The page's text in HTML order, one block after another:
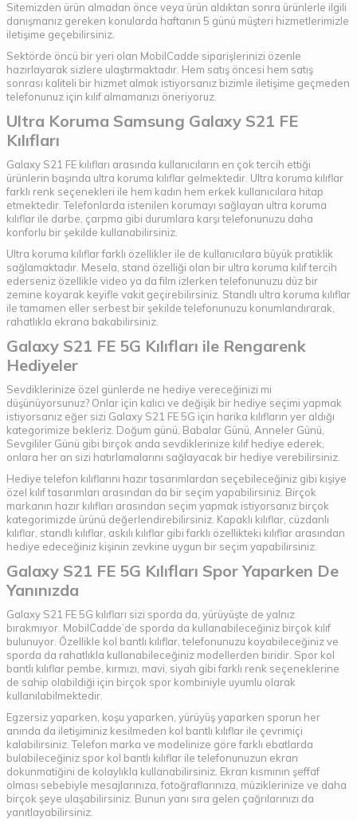
Sitemizden ürün almadan önce veya ürün aldıktan sonra ürünlerle ilgili
danışmanız gereken konularda haftanın 5 günü müşteri hizmetlerimizle
iletişime geçebilirsiniz.
Sektörde öncü bir yeri olan MobilCadde siparişlerinizi özenle
hazırlayarak sizlere ulaştırmaktadır. Hem satış öncesi hem satış
sonrası kaliteli bir hizmet almak istiyorsanız bizimle iletişime geçmeden
telefonunuz için kılıf almamanızı öneriyoruz.
Ultra Koruma Samsung Galaxy S21 FE
Kılıfları
Galaxy S21 FE kılıfları arasında kullanıcıların en çok tercih ettiği
ürünlerin başında ultra koruma kılıflar gelmektedir. Ultra koruma kılıflar
farklı renk seçenekleri ile hem kadın hem erkek kullanıcılara hitap
etmektedir. Telefonlarda istenilen korumayı sağlayan ultra koruma
kılıflar ile darbe, çarpma gibi durumlara karşı telefonunuzu daha
konforlu bir şekilde kullanabilirsiniz.
Ultra koruma kılıflar farklı özellikler ile de kullanıcılara büyük pratiklik
sağlamaktadır. Mesela, stand özelliği olan bir ultra koruma kılıf tercih
ederseniz özellikle video ya da film izlerken telefonunuzu düz bir
zemine koyarak keyifle vakit geçirebilirsiniz. Standlı ultra koruma kılıflar
ile tamamen eller serbest bir şekilde telefonunuzu konumlandırarak,
rahatlıkla ekrana bakabilirsiniz.
Galaxy S21 FE 5G Kılıfları ile Rengarenk
Hediyeler
Sevdiklerinize özel günlerde ne hediye vereceğinizi mi
düşünüyorsunuz? Onlar için kalıcı ve değişik bir hediye seçimi yapmak
istiyorsanız eğer sizi Galaxy S21 FE 5G için harika kılıfların yer aldığı
kategorimize bekleriz. Doğum günü, Babalar Günü, Anneler Günü,
Sevgililer Günü gibi birçok anda sevdiklerinize kılıf hediye ederek,
onlara her an sizi hatırlamalarını sağlayacak bir hediye verebilirsiniz.
Hediye telefon kılıflarını hazır tasarımlardan seçebileceğiniz gibi kişiye
özel kılıf tasarımları arasından da bir seçim yapabilirsiniz. Birçok
markanın hazır kılıfları arasından seçim yapmak istiyorsanız birçok
kategorimizde ürünü değerlendirebilirsiniz. Kapaklı kılıflar, cüzdanlı
kılıflar, standlı kılıflar, askılı kılıflar gibi farklı özellikteki kılıflar arasından
hediye edeceğiniz kişinin zevkine uygun bir seçim yapabilirsiniz.
Galaxy S21 FE 5G Kılıfları Spor Yaparken De
Yanınızda
Galaxy S21 FE 5G kılıfları sizi sporda da, yürüyüşte de yalnız
bırakmıyor. MobilCadde’de sporda da kullanabileceğiniz birçok kılıf
bulunuyor. Özellikle kol bantlı kılıflar, telefonunuzu koyabileceğiniz ve
sporda da rahatlıkla kullanabileceğiniz modellerden biridir. Spor kol
bantlı kılıflar pembe, kırmızı, mavi, siyah gibi farklı renk seçeneklerine
de sahip olabildiği için birçok spor kombiniyle uyumlu olarak
kullanılabilmektedir.
Egzersiz yaparken, koşu yaparken, yürüyüş yaparken sporun her
anında da iletişiminiz kesilmeden kol bantlı kılıflar ile çevrimiçi
kalabilirsiniz. Telefon marka ve modelinize göre farklı ebatlarda
bulabileceğiniz spor kol bantlı kılıflar ile telefonunuzun ekran
dokunmatiğini de kolaylıkla kullanabilirsiniz. Ekran kısmının şeffaf
olması sebebiyle mesajlarınıza, fotoğraflarınıza, müziklerinize ve daha
birçok şeye ulaşabilirsiniz. Bunun yanı sıra gelen çağrılarınızı da
yanıtlayabilirsiniz.